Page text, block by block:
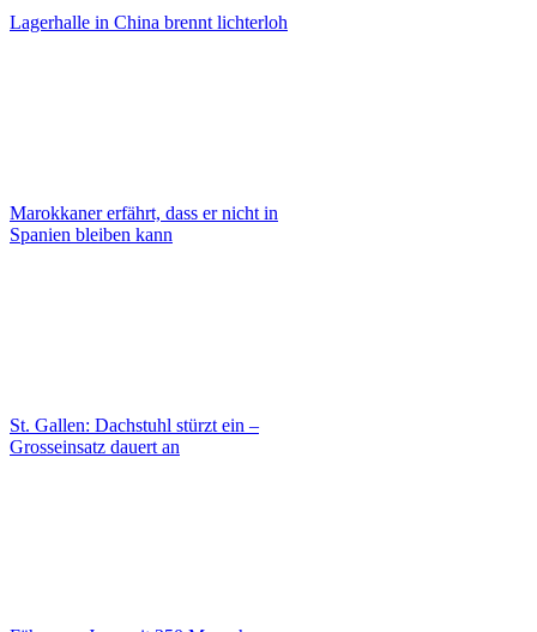
Lagerhalle in China brennt lichterloh
Marokkaner erfährt, dass er nicht in
Spanien bleiben kann
St. Gallen: Dachstuhl stürzt ein –
Grosseinsatz dauert an